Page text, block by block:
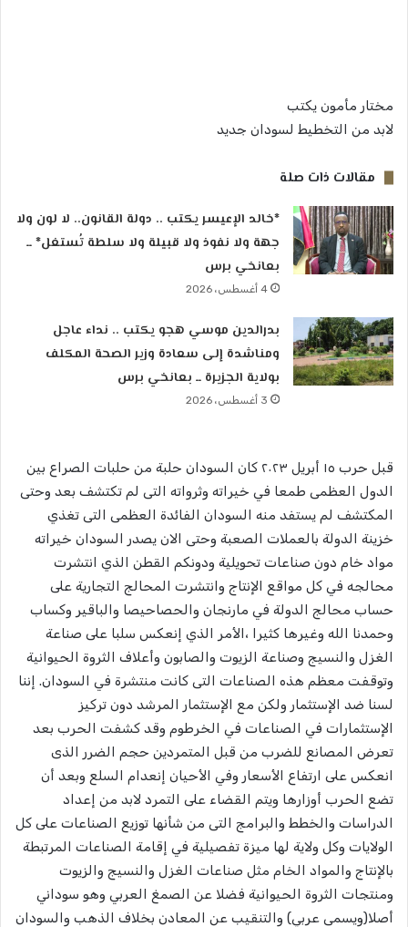
مختار مأمون يكتب
لابد من التخطيط لسودان جديد
مقالات ذات صلة
*خالد الإعيسر يكتب .. دولة القانون.. لا لون ولا
جهة ولا نفوذ ولا قبيلة ولا سلطة تُستغل* ــ
بعانخي برس
4 أغسطس، 2026
بدرالدين موسي هجو يكتب .. نداء عاجل
ومناشدة إلى سعادة وزير الصحة المكلف
بولاية الجزيرة ــ بعانخي برس
3 أغسطس، 2026
قبل حرب ١٥ أبريل ٢٠٢٣ كان السودان حلبة من حلبات الصراع بين
الدول العظمى طمعا في خيراته وثرواته التى لم تكتشف بعد وحتى
المكتشف لم يستفد منه السودان الفائدة العظمى التى تغذي
خزينة الدولة بالعملات الصعبة وحتى الان يصدر السودان خيراته
مواد خام دون صناعات تحويلية ودونكم القطن الذي انتشرت
محالجه في كل مواقع الإنتاج وانتشرت المحالج التجارية على
حساب محالج الدولة في مارنجان والحصاحيصا والباقير وكساب
وحمدنا الله وغيرها كثيرا ،الأمر الذي إنعكس سلبا على صناعة
الغزل والنسيج وصناعة الزيوت والصابون وأعلاف الثروة الحيوانية
وتوقفت معظم هذه الصناعات التى كانت منتشرة في السودان. إننا
لسنا ضد الإستثمار ولكن مع الإستثمار المرشد دون تركيز
الإستثمارات في الصناعات في الخرطوم وقد كشفت الحرب بعد
تعرض المصانع للضرب من قبل المتمردين حجم الضرر الذى
انعكس على ارتفاع الأسعار وفي الأحيان إنعدام السلع وبعد أن
تضع الحرب أوزارها ويتم القضاء على التمرد لابد من إعداد
الدراسات والخطط والبرامج التى من شأنها توزيع الصناعات على كل
الولايات وكل ولاية لها ميزة تفصيلية في إقامة الصناعات المرتبطة
بالإنتاج والمواد الخام مثل صناعات الغزل والنسيج والزيوت
ومنتجات الثروة الحيوانية فضلا عن الصمغ العربي وهو سوداني
أصلا(ويسمى عربي) والتنقيب عن المعادن بخلاف الذهب والسودان